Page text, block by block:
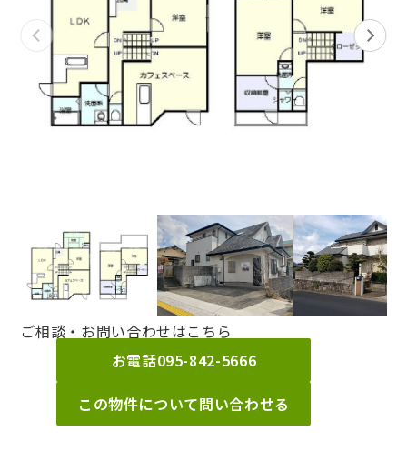
ご相談・お問い合わせはこちら
お電話095-842-5666
この物件について問い合わせる